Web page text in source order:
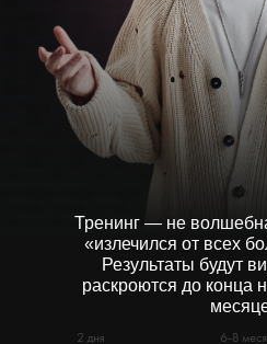
Тренинг — не
«излечился от всех
Результаты будут
раскроются до конца